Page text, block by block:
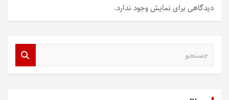
دیدگاهی برای نمایش وجود ندارد.